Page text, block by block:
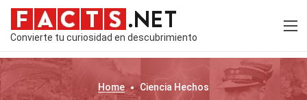
Convierte tu curiosidad en descubrimiento
Home Ciencia Hechos